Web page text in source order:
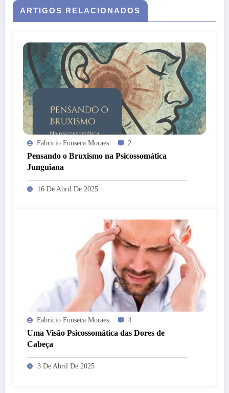
ARTIGOS RELACIONADOS
Fabricio Fonseca Moraes 2
Pensando o Bruxismo na Psicossomática
Junguiana
16 De Abril De 2025
Fabricio Fonseca Moraes 4
Uma Visão Psicossomática das Dores de
Cabeça
3 De Abril De 2025